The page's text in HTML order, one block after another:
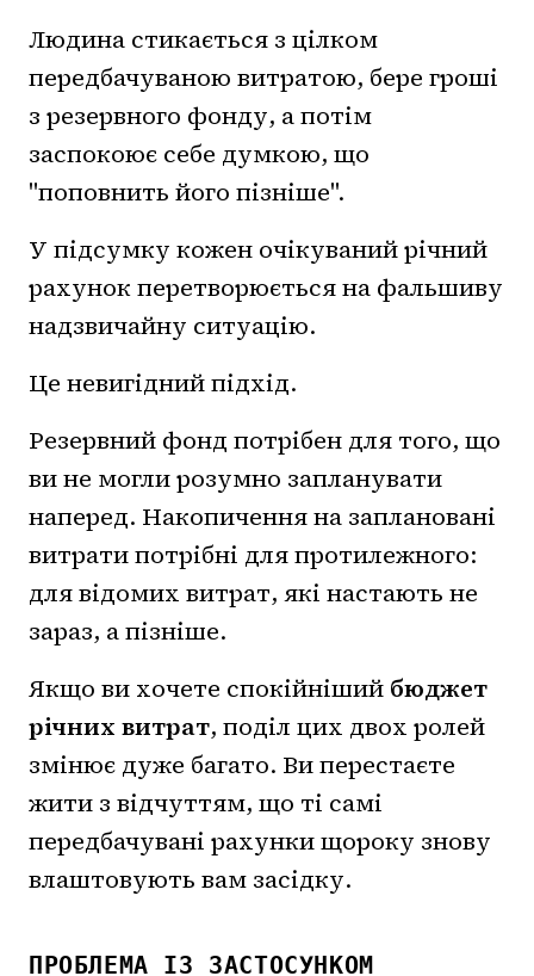
Людина стикається з цілком
передбачуваною витратою, бере гроші
з резервного фонду, а потім
заспокоює себе думкою, що
"поповнить його пізніше".
У підсумку кожен очікуваний річний
рахунок перетворюється на фальшиву
надзвичайну ситуацію.
Це невигідний підхід.
Резервний фонд потрібен для того, що
ви не могли розумно запланувати
наперед. Накопичення на заплановані
витрати потрібні для протилежного:
для відомих витрат, які настають не
зараз, а пізніше.
Якщо ви хочете спокійніший бюджет
річних витрат, поділ цих двох ролей
змінює дуже багато. Ви перестаєте
жити з відчуттям, що ті самі
передбачувані рахунки щороку знову
влаштовують вам засідку.
ПРОБЛЕМА ІЗ ЗАСТОСУНКОМ